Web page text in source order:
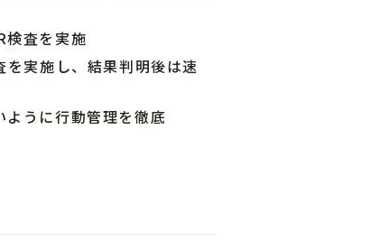
検査を実施
実施し、結果判明後は速
うに行動管理を徹底